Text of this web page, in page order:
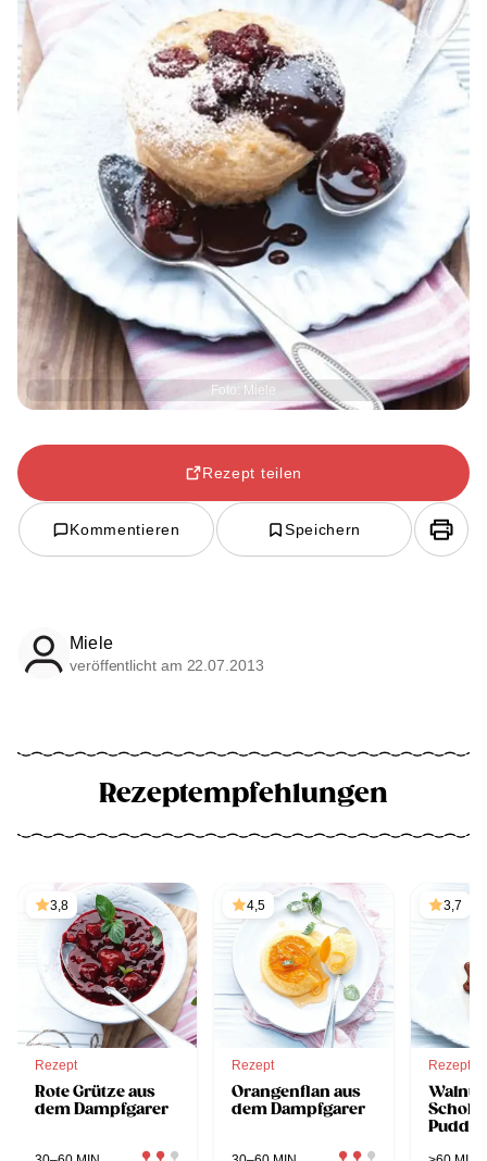
Foto: Miele
Rezept teilen
Kommentieren Speichern
Miele
veröffentlicht am 22.07.2013
Rezeptempfehlungen
3,8
Rezept
Rote Grütze aus
dem Dampfgarer
4,5
Rezept
Orangenflan aus
dem Dampfgarer
3,7
Rezept